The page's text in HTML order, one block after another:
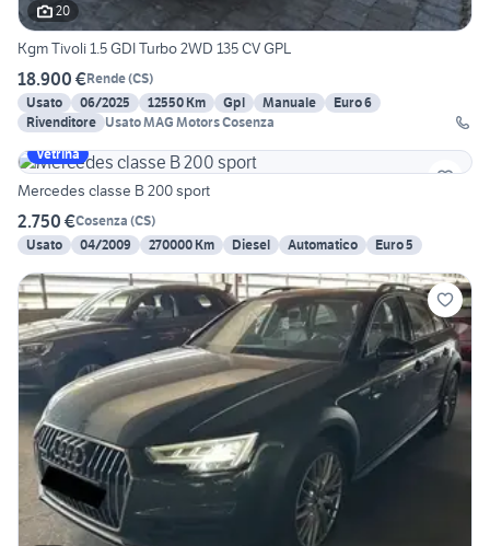
20
Kgm Tivoli 1.5 GDI Turbo 2WD 135 CV GPL
18.900 €Rende(CS)
Usato
06/2025 12550 Km Gpl Manuale
Euro 6
Rivenditore Usato MAG Motors Cosenza
Vetrina
Mercedes classe B 200 sport
2.750 €Cosenza (CS)
Usato
04/2009 270000 Km Diesel Automatico Euro 5